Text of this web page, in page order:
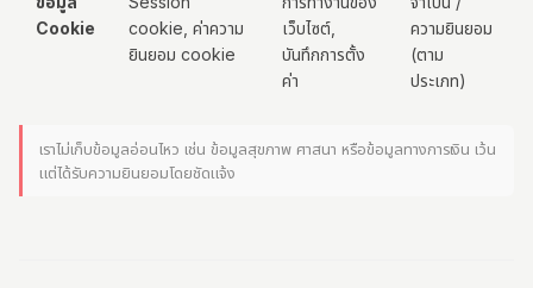
Cookie
cookie, ค่าความ
ยินยอม cookie
เว็บไซต์,
บันทึกการตั้ง
ค่า
ความยินยอม
(ตาม
ประเภท)
เราไม่เก็บข้อมูลอ่อนไหว เช่น ข้อมูลสุขภาพ ศาสนา หรือข้อมูลทางการเงิน เว้น
แต่ได้รับความยินยอมโดยชัดแจ้ง